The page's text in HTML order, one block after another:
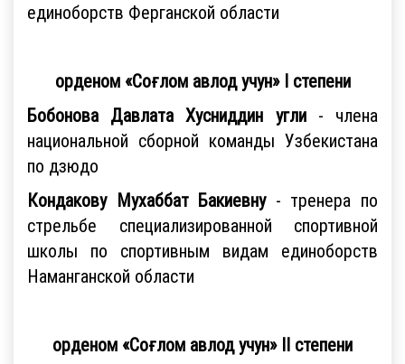
единоборств Ферганской области
орденом «Соғлом авлод учун» I степени
Бобонова Давлата Хусниддин угли- члена
национальной сборной команды Узбекистана
по дзюдо
Кондакову Мухаббат Бакиевну- тренера по
стрельбе специализированной спортивной
школы по спортивным видам единоборств
Наманганской области
орденом «Соғлом авлод учун» II степени